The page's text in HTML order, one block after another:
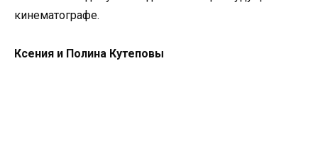
кинематографе.
Ксения и Полина Кутеповы